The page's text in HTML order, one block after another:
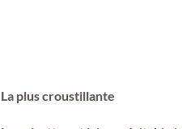
La plus croustillante